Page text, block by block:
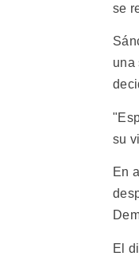
se
una
su
En
El